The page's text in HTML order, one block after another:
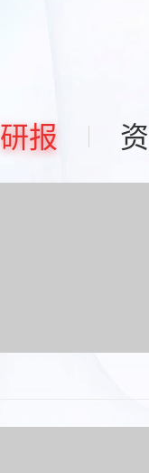
研报